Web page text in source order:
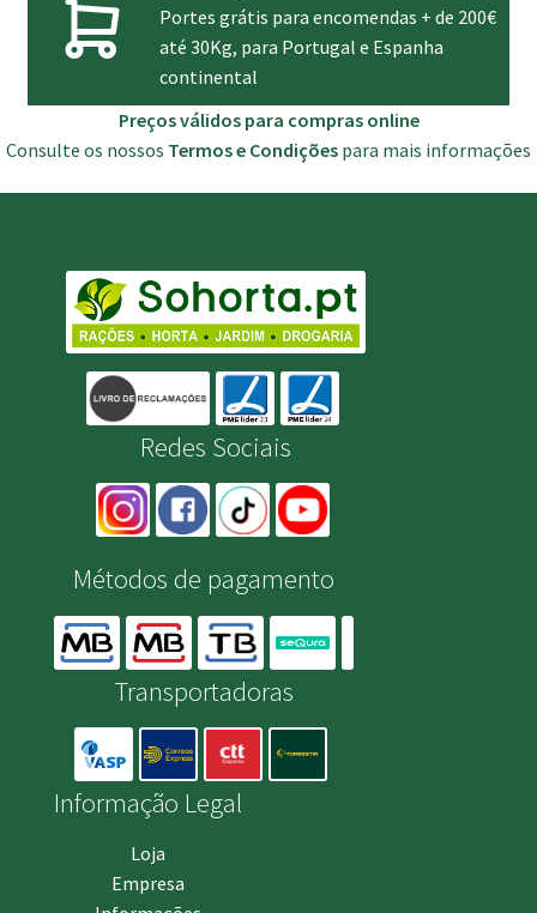
Portes grátis para encomendas + de 200€
até 30Kg, para Portugal e Espanha
continental
Preços válidos para compras online
Consulte os nossos Termos e Condições para mais informações
Redes Sociais
Métodos de pagamento
Transportadoras
Informação Legal
Loja
Empresa